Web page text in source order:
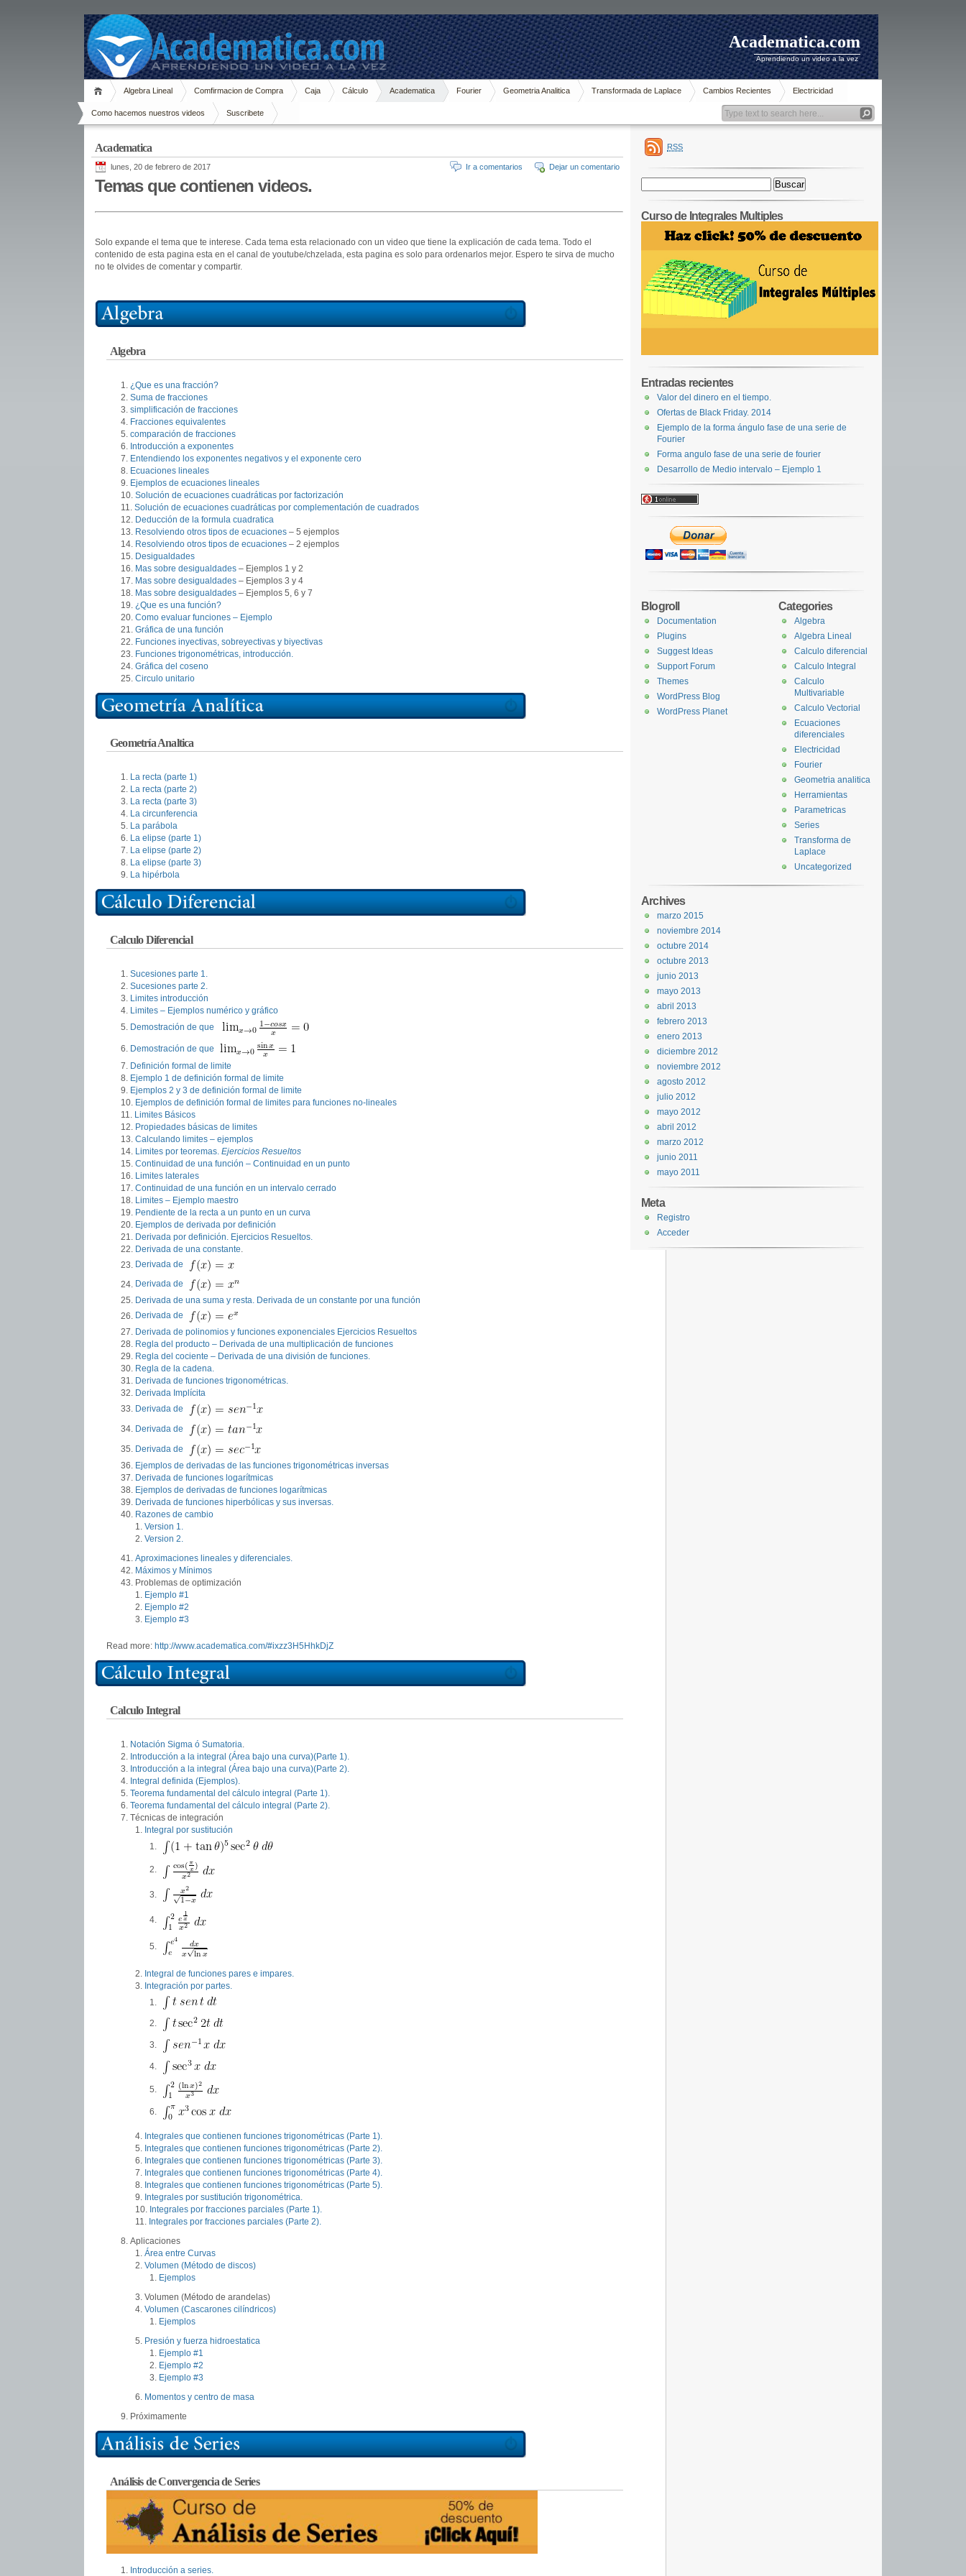
Academatica.com
Aprendiendo un video a la vez
Algebra Lineal Comfirmacion de Compra Caja Cálculo Academatica Fourier Geometria Analitica Transformada de Laplace Cambios Recientes Electricidad
Como hacemos nuestros videos Suscribete
Academatica
lunes, 20 de febrero de 2017 Dejar un comentario
Ir a comentarios
Temas que contienen videos.
Solo expande el tema que te interese. Cada tema esta relacionado con un video que tiene la explicación de cada tema. Todo el
contenido de esta pagina esta en el canal de youtube/chzelada, esta pagina es solo para ordenarlos mejor. Espero te sirva de mucho
no te olvides de comentar y compartir.
Algebra
¿Que es una fracción?
Suma de fracciones
simplificación de fracciones
Fracciones equivalentes
comparación de fracciones
Introducción a exponentes
Entendiendo los exponentes negativos y el exponente cero
Ecuaciones lineales
Ejemplos de ecuaciones lineales
Solución de ecuaciones cuadráticas por factorización
Solución de ecuaciones cuadráticas por complementación de cuadrados
Deducción de la formula cuadratica
Resolviendo otros tipos de ecuaciones – 5 ejemplos
Resolviendo otros tipos de ecuaciones – 2 ejemplos
Desigualdades
Mas sobre desigualdades – Ejemplos 1 y 2
Mas sobre desigualdades – Ejemplos 3 y 4
Mas sobre desigualdades – Ejemplos 5, 6 y 7
¿Que es una función?
Como evaluar funciones – Ejemplo
Gráfica de una función
Funciones inyectivas, sobreyectivas y biyectivas
Funciones trigonométricas, introducción.
Gráfica del coseno
Circulo unitario
Geometría Analtica
La recta (parte 1)
La recta (parte 2)
La recta (parte 3)
La circunferencia
La parábola
La elipse (parte 1)
La elipse (parte 2)
La elipse (parte 3)
La hipérbola
Calculo Diferencial
Sucesiones parte 1.
Sucesiones parte 2.
Limites introducción
Limites – Ejemplos numérico y gráfico
Demostración de que
Demostración de que
Definición formal de limite
Ejemplo 1 de definición formal de limite
Ejemplos 2 y 3 de definición formal de limite
Ejemplos de definición formal de limites para funciones no-lineales
Limites Básicos
Propiedades básicas de limites
Calculando limites – ejemplos
Limites por teoremas. Ejercicios Resueltos
Continuidad de una función – Continuidad en un punto
Limites laterales
Continuidad de una función en un intervalo cerrado
Limites – Ejemplo maestro
Pendiente de la recta a un punto en un curva
Ejemplos de derivada por definición
Derivada por definición. Ejercicios Resueltos.
Derivada de una constante
Derivada de
Derivada de
Derivada de una suma y resta. Derivada de un constante por una función
Derivada de
Derivada de polinomios y funciones exponenciales Ejercicios Resueltos
Regla del producto – Derivada de una multiplicación de funciones
Regla del cociente – Derivada de una división de funciones.
Regla de la cadena.
Derivada de funciones trigonométricas.
Derivada Implícita
Derivada de
Derivada de
Derivada de
Ejemplos de derivadas de las funciones trigonométricas inversas
Derivada de funciones logarítmicas
Ejemplos de derivadas de funciones logarítmicas
Derivada de funciones hiperbólicas y sus inversas.
Razones de cambio
Version 1.
Version 2.
Aproximaciones lineales y diferenciales.
Máximos y Mínimos
Problemas de optimización
Ejemplo #1
Ejemplo #2
Ejemplo #3
Read more: http://www.academatica.com/#ixzz3H5HhkDjZ
Calculo Integral
Notación Sigma ó Sumatoria.
Introducción a la integral (Área bajo una curva)(Parte 1).
Introducción a la integral (Área bajo una curva)(Parte 2).
Integral definida (Ejemplos).
Teorema fundamental del cálculo integral (Parte 1).
Teorema fundamental del cálculo integral (Parte 2).
Técnicas de integración
Integral por sustitución
Integral de funciones pares e impares.
Integración por partes.
Integrales que contienen funciones trigonométricas (Parte 1).
Integrales que contienen funciones trigonométricas (Parte 2).
Integrales que contienen funciones trigonométricas (Parte 3).
Integrales que contienen funciones trigonométricas (Parte 4).
Integrales que contienen funciones trigonométricas (Parte 5).
Integrales por sustitución trigonométrica.
Integrales por fracciones parciales (Parte 1).
Integrales por fracciones parciales (Parte 2).
Aplicaciones
Área entre Curvas
Volumen (Método de discos)
Ejemplos
Volumen (Método de arandelas)
Volumen (Cascarones cilíndricos)
Ejemplos
Presión y fuerza hidroestatica
Ejemplo #1
Ejemplo #2
Ejemplo #3
Momentos y centro de masa
Próximamente
Análisis de Convergencia de Series
Introducción a series.
RSS
Curso de Integrales Multiples
Entradas recientes
Valor del dinero en el tiempo.
Ofertas de Black Friday. 2014
Ejemplo de la forma ángulo fase de una serie de
Fourier
Forma angulo fase de una serie de fourier
Desarrollo de Medio intervalo – Ejemplo 1
Categories
Algebra
Algebra Lineal
Calculo diferencial
Calculo Integral
Calculo
Multivariable
Calculo Vectorial
Ecuaciones
diferenciales
Electricidad
Fourier
Geometria analitica
Herramientas
Parametricas
Series
Transforma de
Laplace
Uncategorized
Blogroll
Documentation
Plugins
Suggest Ideas
Support Forum
Themes
WordPress Blog
WordPress Planet
Archives
marzo 2015
noviembre 2014
octubre 2014
octubre 2013
junio 2013
mayo 2013
abril 2013
febrero 2013
enero 2013
diciembre 2012
noviembre 2012
agosto 2012
julio 2012
mayo 2012
abril 2012
marzo 2012
junio 2011
mayo 2011
Meta
Registro
Acceder